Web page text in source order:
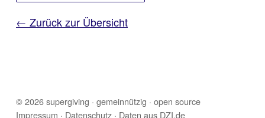
← Zurück zur Übersicht
© 2026 supergiving · gemeinnützig · open source
Impressum · Datenschutz · Daten aus DZI.de